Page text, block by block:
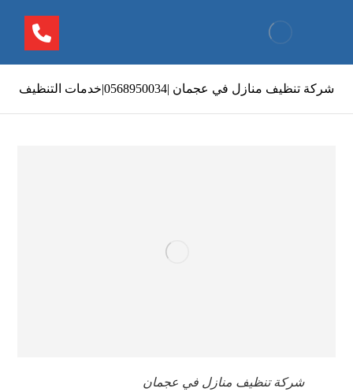
شركة تنظيف منازل في عجمان |0568950034|خدمات التنظيف
شركة تنظيف منازل في عجمان